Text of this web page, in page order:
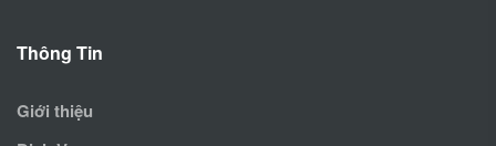
Thông Tin
Giới thiệu